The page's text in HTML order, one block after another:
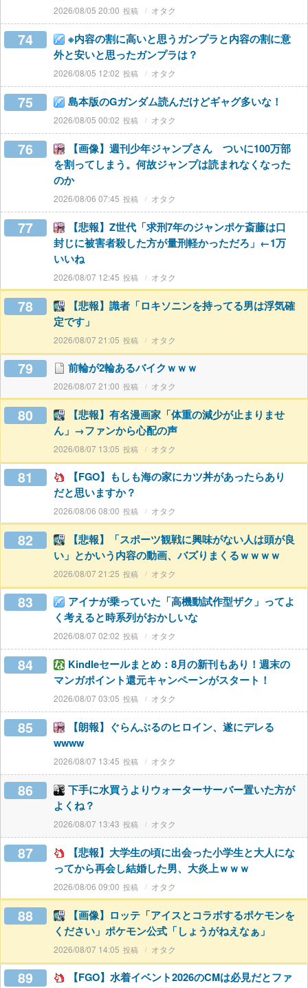
2026/08/05 20:00 オタク
74
※内容の割に高いと思うガンプラと内容の割に意
外と安いと思ったガンプラは？
2026/08/05 12:02 オタク
75 島本版のGガンダム読んだけどギャグ多いな！
2026/08/05 00:02 オタク
76
【画像】週刊少年ジャンプさん ついに100万部
を割ってしまう。何故ジャンプは読まれなくなった
のか
2026/08/06 07:45 オタク
77
【悲報】Z世代「求刑7年のジャンポケ斎藤は口
封じに被害者殺した方が量刑軽かっただろ」←1万
いいね
2026/08/07 12:45 オタク
78
【悲報】識者「ロキソニンを持ってる男は浮気確
定です」
2026/08/07 21:05 オタク
79 前輪が2輪あるバイクｗｗｗ
2026/08/07 21:00 オタク
80
【悲報】有名漫画家「体重の減少が止まりませ
ん」→ファンから心配の声
2026/08/07 13:05 オタク
81
【FGO】もしも海の家にカツ丼があったらあり
だと思いますか？
2026/08/06 08:00 オタク
82
【悲報】「スポーツ観戦に興味がない人は頭が良
い」とかいう内容の動画、バズりまくるｗｗｗｗ
2026/08/07 21:25 オタク
83
アイナが乗っていた「高機動試作型ザク」ってよ
く考えると時系列がおかしいな
2026/08/07 02:02 オタク
84
Kindleセールまとめ：8月の新刊もあり！週末の
マンガポイント還元キャンペーンがスタート！
2026/08/07 03:05 オタク
85
【朗報】ぐらんぶるのヒロイン、遂にデレる
wwww
2026/08/07 13:45 オタク
86
下手に水買うよりウォーターサーバー置いた方が
よくね？
2026/08/07 13:43 オタク
87
【悲報】大学生の頃に出会った小学生と大人にな
ってから再会し結婚した男、大炎上ｗｗｗ
2026/08/06 09:00 オタク
88
【画像】ロッテ「アイスとコラボするポケモンを
ください」ポケモン公式「しょうがねえなぁ」
2026/08/07 14:05 オタク
89
【FGO】水着イベント2026のCMは必見だとファ